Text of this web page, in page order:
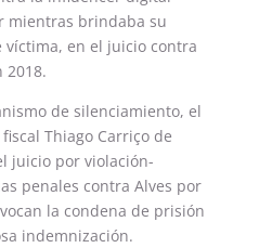
mientras brindaba su
en el juicio contra
2018.
de silenciamiento, el
Thiago Carriço de
juicio por violación-
penales contra Alves por
la condena de prisión
indemnización.